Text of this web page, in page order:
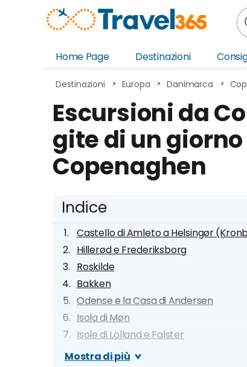
Home Page
Destinazioni
Europa
Nord America
Sud America
Destinazioni Europa Danimarca
Escursioni da
gite di un
Copenaghen
Indice
Castello di Amleto a Helsingør
Hillerød e Frederiksborg
Roskilde
Bakken
Odense e la Casa di Andersen
Isola di Møn
Isole di Lolland e Falster
Isola di Bornholm e Christiansø
Mostra di più